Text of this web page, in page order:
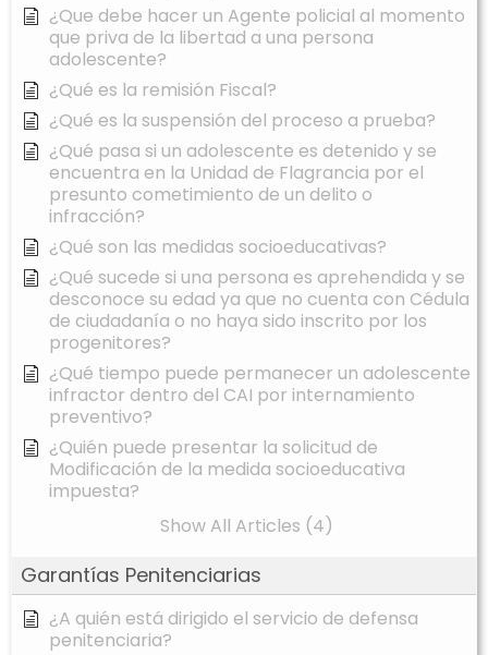
¿Que debe hacer un Agente policial al momento
que priva de la libertad a una persona
adolescente?
¿Qué es la remisión Fiscal?
¿Qué es la suspensión del proceso a prueba?
¿Qué pasa si un adolescente es detenido y se
encuentra en la Unidad de Flagrancia por el
presunto cometimiento de un delito o
infracción?
¿Qué son las medidas socioeducativas?
¿Qué sucede si una persona es aprehendida y se
desconoce su edad ya que no cuenta con Cédula
de ciudadanía o no haya sido inscrito por los
progenitores?
¿Qué tiempo puede permanecer un adolescente
infractor dentro del CAI por internamiento
preventivo?
¿Quién puede presentar la solicitud de
Modificación de la medida socioeducativa
impuesta?
Show All Articles (4)
Garantías Penitenciarias
¿A quién está dirigido el servicio de defensa
penitenciaria?